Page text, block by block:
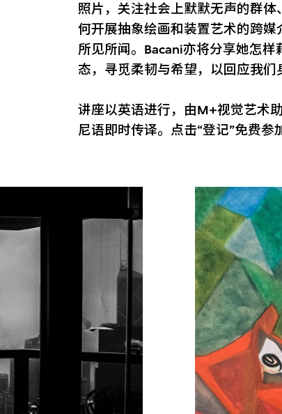
照片，关注社会上默默无声的群
何开展抽象绘画和装置艺术的跨
所见所闻。Bacani亦将分享她怎
态，寻觅柔韧与希望，以回应我们
讲座以英语进行，由M+视觉艺术
尼语即时传译。点击“登记”免费参